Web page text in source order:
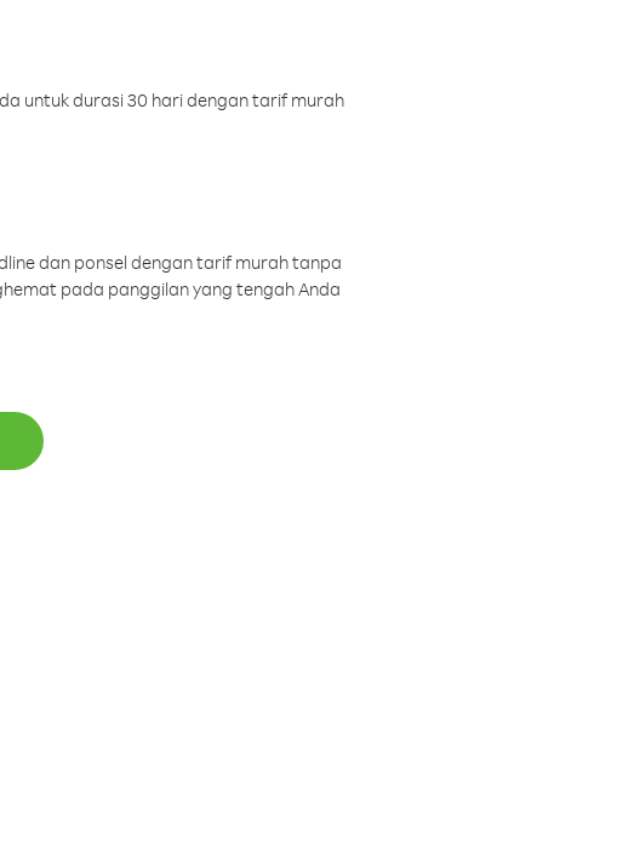
untuk durasi 30 hari dengan tarif murah
dan ponsel dengan tarif murah tanpa
pada panggilan yang tengah Anda